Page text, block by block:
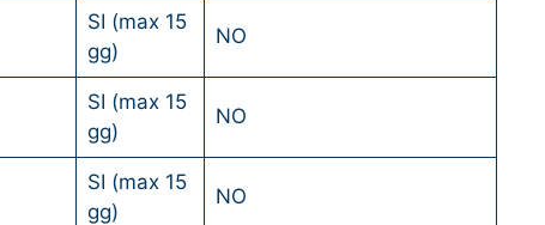
SI (max 15
gg)
NO
SI (max 15
gg)
NO
SI (max 15
gg)
NO